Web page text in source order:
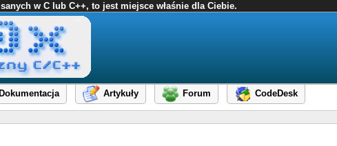
w C lub C++, to jest miejsce właśnie dla Ciebie.
Dokumentacja Artykuły Forum
CodeDesk